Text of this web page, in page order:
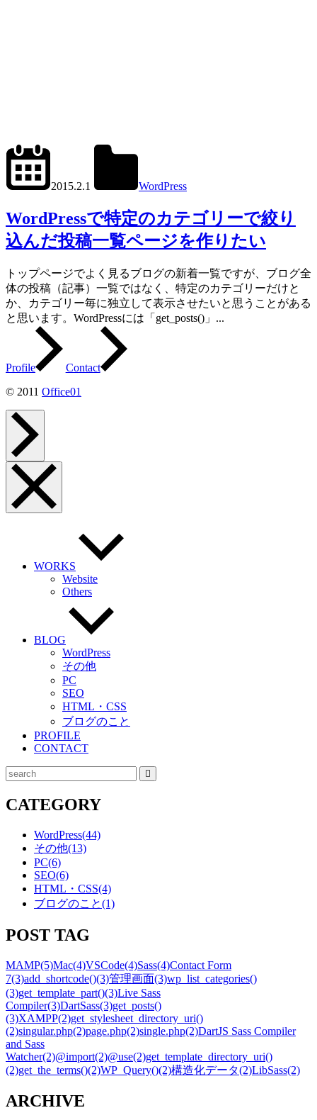
2015.2.1
WordPress
WordPressで特定のカテゴリーで絞り
込んだ投稿一覧ページを作りたい
トップページでよく見るブログの新着一覧ですが、ブログ全
体の投稿（記事）一覧ではなく、特定のカテゴリーだけと
か、カテゴリー毎に独立して表示させたいと思うことがある
と思います。WordPressには「get_posts()」...
Profile
Contact
© 2011 Office01
ッ
プ
へ
メ
ー
WORKS
Website
Others
BLOG
WordPress
その他
PC
SEO
HTML・CSS
ブログのこと
PROFILE
CONTACT
CATEGORY
WordPress(44)
その他(13)
PC(6)
SEO(6)
HTML・CSS(4)
ブログのこと(1)
POST TAG
MAMP(5)Mac(4)VSCode(4)Sass(4)Contact Form
7(3)add_shortcode()(3)管理画面(3)wp_list_categories()
(3)get_template_part()(3)Live Sass
Compiler(3)DartSass(3)get_posts()
(3)XAMPP(2)get_stylesheet_directory_uri()
(2)singular.php(2)page.php(2)single.php(2)DartJS Sass Compiler
and Sass
Watcher(2)@import(2)@use(2)get_template_directory_uri()
(2)get_the_terms()(2)WP_Query()(2)構造化データ(2)LibSass(2)
ARCHIVE